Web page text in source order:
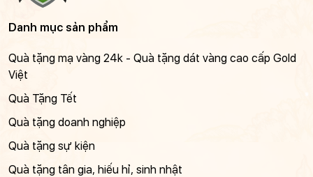
Danh mục sản phẩm
Quà tặng mạ vàng 24k - Quà tặng dát vàng cao cấp Gold
Việt
Quà Tặng Tết
Quà tặng doanh nghiệp
Quà tặng sự kiện
Quà tặng tân gia, hiếu hỉ, sinh nhật